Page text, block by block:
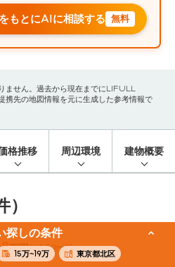
探しの条件
15万~19万 東京都北区
もとにAIに相談する 無料
ません。過去から現在までにLIFULL
携先の地図情報を元に生成した参考情報で
格推移 周辺環境 建物概要
万円(41.32m²)